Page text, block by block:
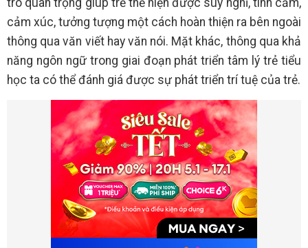
cảm xúc, tưởng tượng một cách hoàn thiện ra bên ngoài
thông qua văn viết hay văn nói. Mặt khác, thông qua khả
năng ngôn ngữ trong giai đoạn phát triển tâm lý trẻ tiểu
học ta có thể đánh giá được sự phát triển trí tuệ của trẻ.